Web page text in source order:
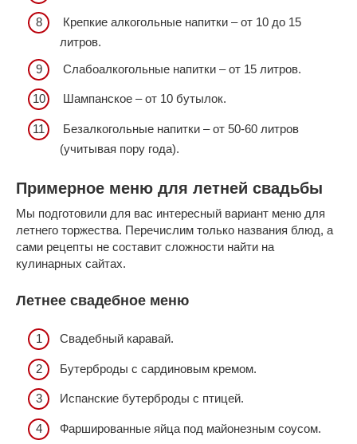
Крепкие алкогольные напитки – от 10 до 15
литров.
Слабоалкогольные напитки – от 15 литров.
Шампанское – от 10 бутылок.
Безалкогольные напитки – от 50-60 литров
(учитывая пору года).
Примерное меню для летней свадьбы
Мы подготовили для вас интересный вариант меню для
летнего торжества. Перечислим только названия блюд, а
сами рецепты не составит сложности найти на
кулинарных сайтах.
Летнее свадебное меню
Свадебный каравай.
Бутерброды с сардиновым кремом.
Испанские бутерброды с птицей.
Фаршированные яйца под майонезным соусом.